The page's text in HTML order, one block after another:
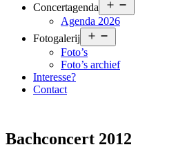
Concertagenda
menu
Agenda 2026
Fotogalerij
menu
Foto’s
Foto’s archief
Interesse?
Contact
Bachconcert 2012